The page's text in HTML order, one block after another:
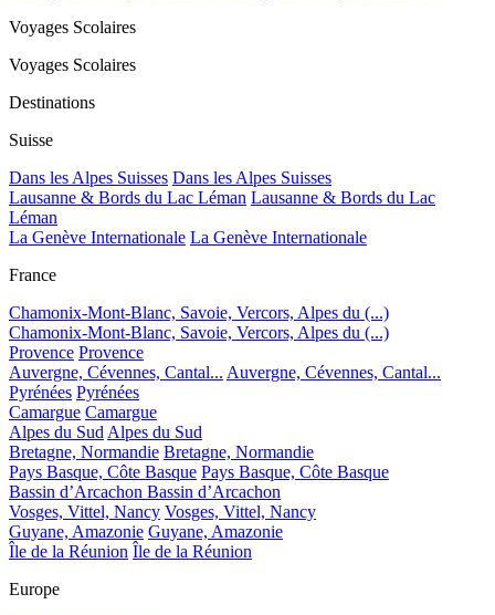
Voyages Scolaires
Voyages Scolaires
Destinations
Suisse
Dans les Alpes Suisses Dans les Alpes Suisses
Lausanne & Bords du Lac Léman Lausanne & Bords du Lac
Léman
La Genève Internationale La Genève Internationale
France
Chamonix-Mont-Blanc, Savoie, Vercors, Alpes du (...)
Chamonix-Mont-Blanc, Savoie, Vercors, Alpes du (...)
Provence Provence
Auvergne, Cévennes, Cantal... Auvergne, Cévennes, Cantal...
Pyrénées Pyrénées
Camargue Camargue
Alpes du Sud Alpes du Sud
Bretagne, Normandie Bretagne, Normandie
Pays Basque, Côte Basque Pays Basque, Côte Basque
Bassin d’Arcachon Bassin d’Arcachon
Vosges, Vittel, Nancy Vosges, Vittel, Nancy
Guyane, Amazonie Guyane, Amazonie
Île de la Réunion Île de la Réunion
Europe